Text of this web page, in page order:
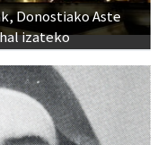
Donostiako Aste
izateko